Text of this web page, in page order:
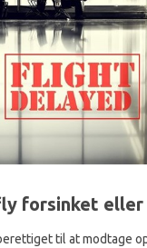
forsinket eller
til at modtage